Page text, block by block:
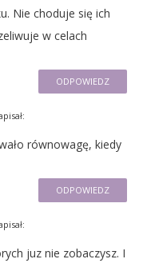
Nie choduje się ich
w celach
ODPOWIEDZ
równowagę, kiedy
ODPOWIEDZ
juz nie zobaczysz. I